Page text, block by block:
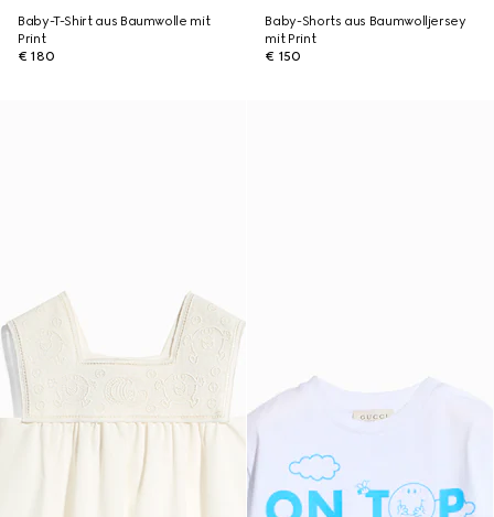
Baby-T-Shirt aus Baumwolle mit
Print
€ 180
Baby-Shorts aus Baumwolljersey
mit Print
€ 150